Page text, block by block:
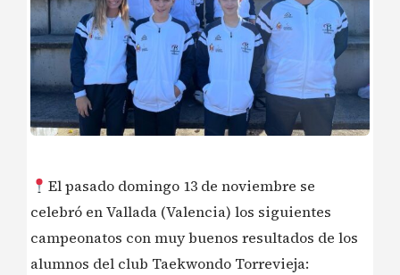
El pasado domingo 13 de noviembre se
celebró en Vallada (Valencia) los siguientes
campeonatos con muy buenos resultados de los
alumnos del club Taekwondo Torrevieja: